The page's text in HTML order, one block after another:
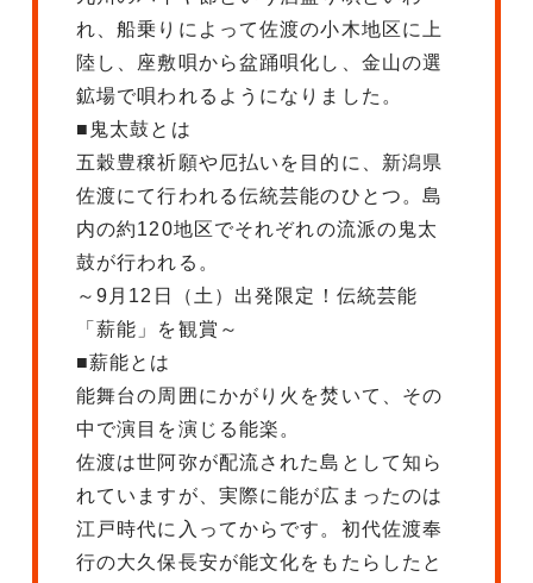
れ、船乗りによって佐渡の小木地区に上
陸し、座敷唄から盆踊唄化し、金山の選
鉱場で唄われるようになりました。
■鬼太鼓とは
五穀豊穣祈願や厄払いを目的に、新潟県
佐渡にて行われる伝統芸能のひとつ。島
内の約120地区でそれぞれの流派の鬼太
鼓が行われる。
～9月12日（土）出発限定！伝統芸能
「薪能」を観賞～
■薪能とは
能舞台の周囲にかがり火を焚いて、その
中で演目を演じる能楽。
佐渡は世阿弥が配流された島として知ら
れていますが、実際に能が広まったのは
江戸時代に入ってからです。初代佐渡奉
行の大久保長安が能文化をもたらしたと